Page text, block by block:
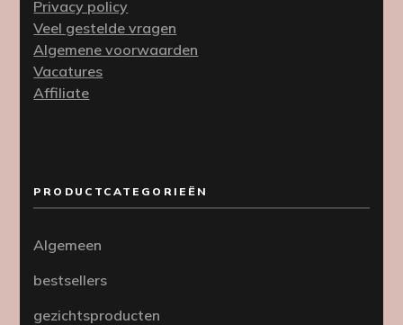
Privacy policy
Veel gestelde vragen
Algemene voorwaarden
Vacatures
Affiliate
PRODUCTCATEGORIEËN
Algemeen
bestsellers
gezichtsproducten